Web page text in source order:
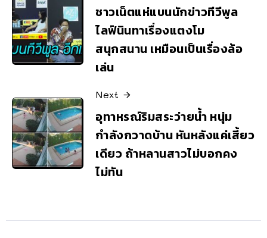
ชาวเน็ตแห่แบนนักข่าวทีวีพูล
ไลฟ์นินทาเรื่องแตงโม
สนุกสนาน เหมือนเป็นเรื่องล้อ
เล่น
Next
อุทาหรณ์ริมสระว่ายน้ำ หนุ่ม
กำลังกวาดบ้าน หันหลังแค่เสี้ยว
เดียว ถ้าหลานสาวไม่บอกคง
ไม่ทัน